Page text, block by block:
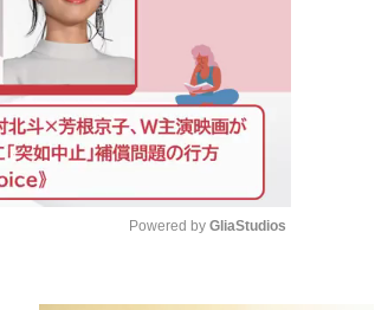
Powered by GliaStudios